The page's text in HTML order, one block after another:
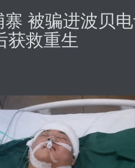
被骗进波贝
获救重生